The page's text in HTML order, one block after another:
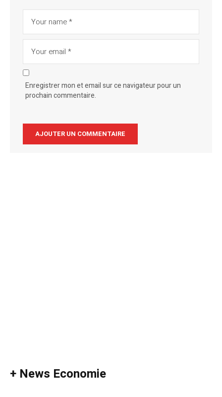
Enregistrer mon et email sur ce navigateur pour un
prochain commentaire.
+ News Economie